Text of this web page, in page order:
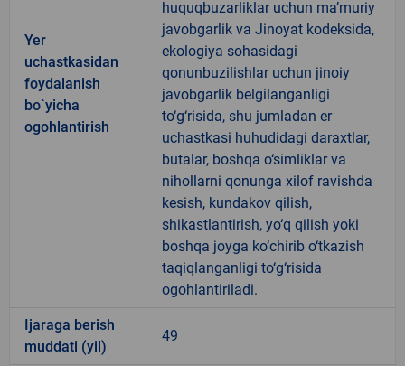
Yer
uchastkasidan
foydalanish
bo`yicha
ogohlantirish
huquqbuzarliklar uchun ma’muriy
javobgarlik va Jinoyat kodeksida,
ekologiya sohasidagi
qonunbuzilishlar uchun jinoiy
javobgarlik belgilanganligi
to‘g‘risida, shu jumladan er
uchastkasi huhudidagi daraxtlar,
butalar, boshqa o‘simliklar va
nihollarni qonunga xilof ravishda
kesish, kundakov qilish,
shikastlantirish, yo‘q qilish yoki
boshqa joyga ko‘chirib o‘tkazish
taqiqlanganligi to‘g‘risida
ogohlantiriladi.
Ijaraga berish
muddati (yil)
49